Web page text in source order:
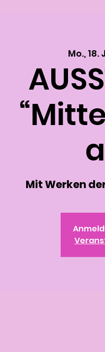
Mo., 18.
Mit Werken